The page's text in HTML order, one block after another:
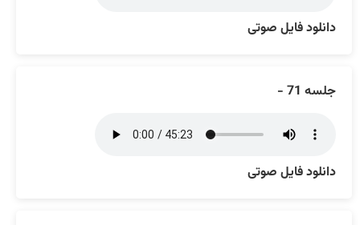
دانلود فایل صوتی
جلسه 71 -
دانلود فایل صوتی